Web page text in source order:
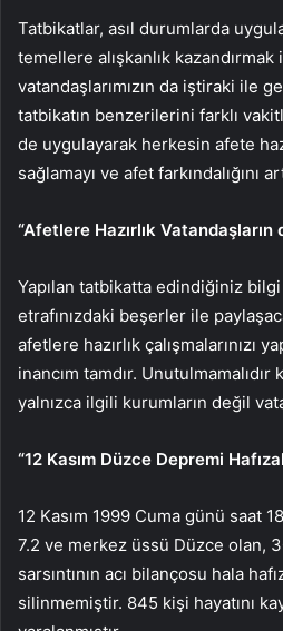
Tatbikatlar, asıl durumlarda
temellere alışkanlık kazandırmak
vatandaşlarımızın da iştiraki ile
tatbikatın benzerilerini farklı
de uygulayarak herkesin afete
sağlamayı ve afet farkındalığını
“Afetlere Hazırlık Vatandaşların
Yapılan tatbikatta edindiğiniz
etrafınızdaki beşerler ile
afetlere hazırlık çalışmalarınızı
inancım tamdır. Unutulmamalıdır
yalnızca ilgili kurumların değil
“12 Kasım Düzce Depremi
12 Kasım 1999 Cuma günü saat
7.2 ve merkez üssü Düzce olan,
sarsıntının acı bilançosu hala
silinmemiştir. 845 kişi hayatını